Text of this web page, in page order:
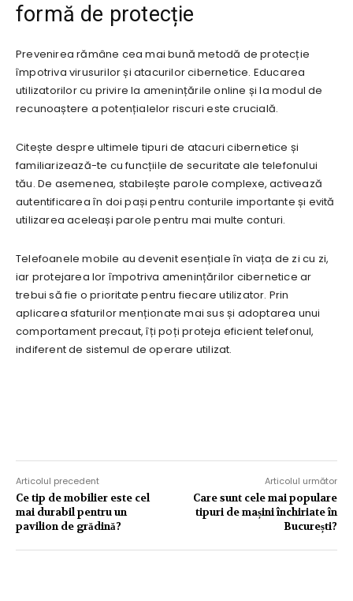
formă de protecție
Prevenirea rămâne cea mai bună metodă de protecție
împotriva virusurilor și atacurilor cibernetice. Educarea
utilizatorilor cu privire la amenințările online și la modul de
recunoaștere a potențialelor riscuri este crucială.
Citește despre ultimele tipuri de atacuri cibernetice și
familiarizează-te cu funcțiile de securitate ale telefonului
tău. De asemenea, stabilește parole complexe, activează
autentificarea în doi pași pentru conturile importante și evită
utilizarea aceleași parole pentru mai multe conturi.
Telefoanele mobile au devenit esențiale în viața de zi cu zi,
iar protejarea lor împotriva amenințărilor cibernetice ar
trebui să fie o prioritate pentru fiecare utilizator. Prin
aplicarea sfaturilor menționate mai sus și adoptarea unui
comportament precaut, îți poți proteja eficient telefonul,
indiferent de sistemul de operare utilizat.
Articolul precedent
Ce tip de mobilier este cel
mai durabil pentru un
pavilion de grădină?
Articolul următor
Care sunt cele mai populare
tipuri de mașini închiriate în
București?